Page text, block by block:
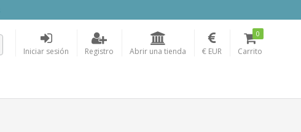
Iniciar sesión Registro Abrir una tienda € EUR Carrito
0